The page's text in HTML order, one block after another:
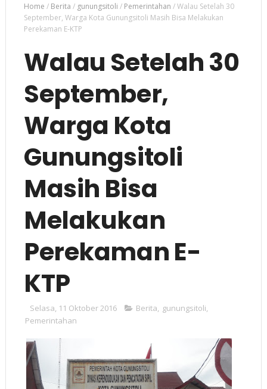
Home / Berita / gunungsitoli / Pemerintahan /Walau Setelah 30
September, Warga Kota Gunungsitoli Masih Bisa Melakukan
Perekaman E-KTP
Walau Setelah 30
September,
Warga Kota
Gunungsitoli
Masih Bisa
Melakukan
Perekaman E-
KTP
Selasa, 11 Oktober 2016 Berita, gunungsitoli,
Pemerintahan